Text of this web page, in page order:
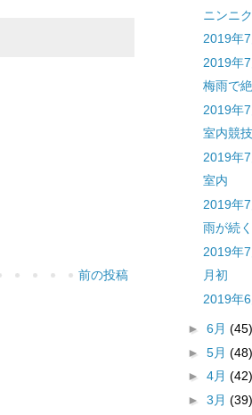
前の投稿
ニンニ
2019年
2019年
梅雨で
2019年
室内競技
2019年
室内
2019年
雨が続
2019年
月初
2019年
► 6月 (45)
► 5月 (48)
► 4月 (42)
► 3月 (39)